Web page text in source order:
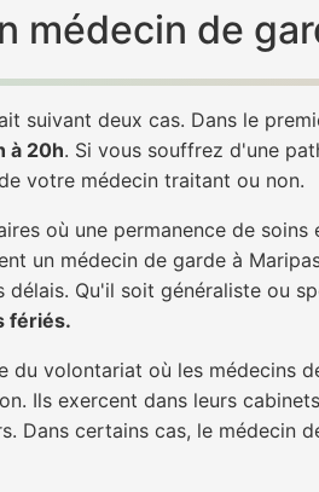
médecin de
suivant deux cas. Dans le
à 20h. Si vous souffrez d'une
votre médecin traitant ou non.
où une permanence de
un médecin de garde à
délais. Qu'il soit généraliste ou
fériés.
du volontariat où les médecins
Ils exercent dans leurs
Dans certains cas, le médecin